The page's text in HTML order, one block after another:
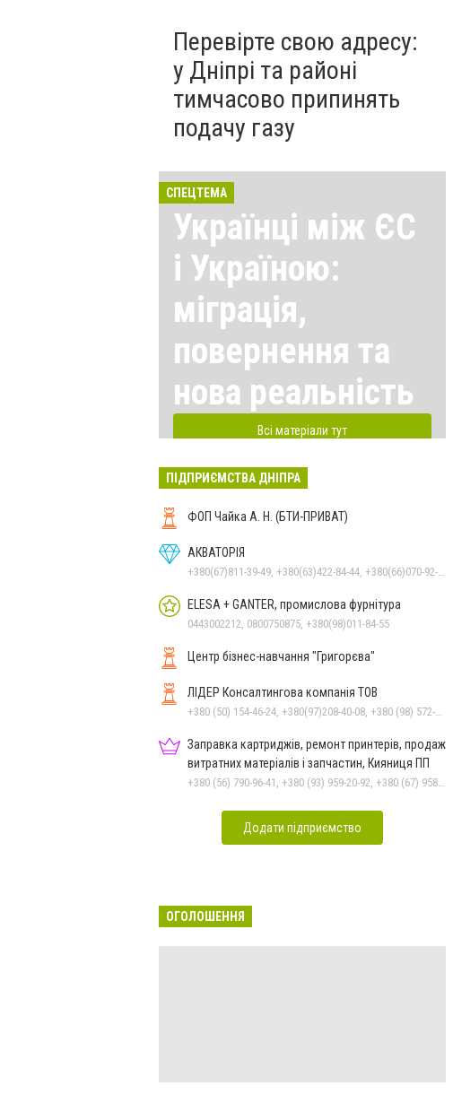
Перевірте свою адресу:
у Дніпрі та районі
тимчасово припинять
подачу газу
СПЕЦТЕМА
Українці між ЄС
і Україною:
міграція,
повернення та
нова реальність
Всі матеріали тут
ПІДПРИЄМСТВА ДНІПРА
ФОП Чайка А. Н. (БТИ-ПРИВАТ)
АКВАТОРІЯ
ELESA + GANTER, промислова фурнітура
0443002212, 0800750875, +380(98)011-84-55
Центр бізнес-навчання "Григорєва"
ЛІДЕР Консалтингова компанія ТОВ
Заправка картриджів, ремонт принтерів, продаж
витратних матеріалів і запчастин, Кияниця ПП
Додати підприємство
ОГОЛОШЕННЯ